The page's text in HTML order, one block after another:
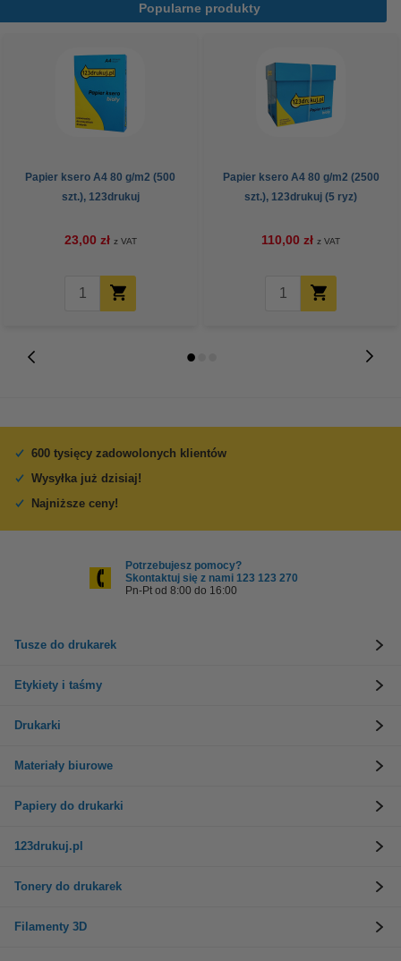
Popularne produkty
Papier ksero A4 80 g/m2 (500
szt.), 123drukuj
23,00 zł z VAT
Papier ksero A4 80 g/m2 (2500
szt.), 123drukuj (5 ryz)
110,00 zł z VAT
600 tysięcy zadowolonych klientów
Wysyłka już dzisiaj!
Najniższe ceny!
Potrzebujesz pomocy?
Skontaktuj się z nami 123 123 270
Pn-Pt od 8:00 do 16:00
Tusze do drukarek
Etykiety i taśmy
Drukarki
Materiały biurowe
Papiery do drukarki
123drukuj.pl
Tonery do drukarek
Filamenty 3D